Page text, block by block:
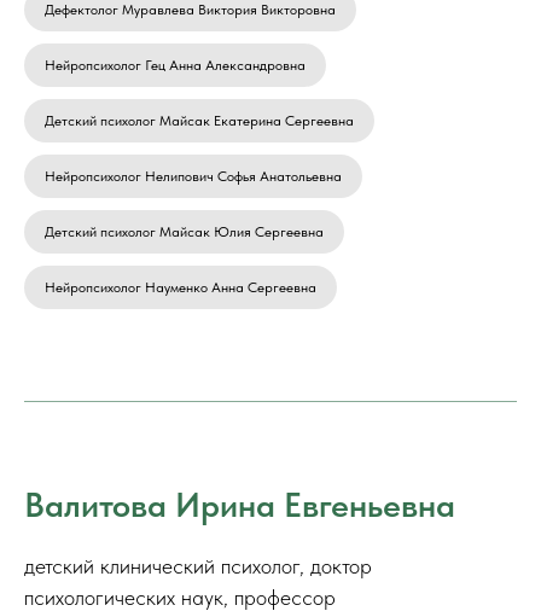
Дефектолог Муравлева Виктория Викторовна
Нейропсихолог Гец Анна Александровна
Детский психолог Майсак Екатерина Сергеевна
Нейропсихолог Нелипович Софья Анатольевна
Детский психолог Майсак Юлия Сергеевна
Нейропсихолог Науменко Анна Сергеевна
Валитова Ирина Евгеньевна
детский клинический психолог, доктор
психологических наук, профессор